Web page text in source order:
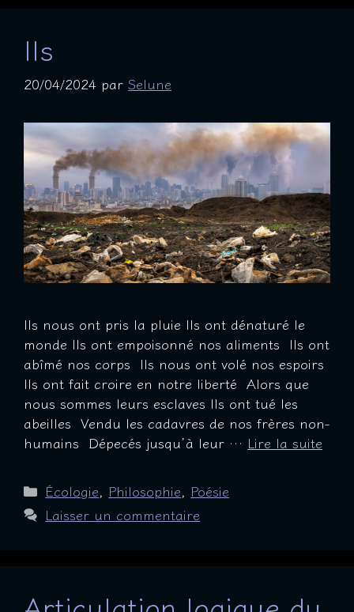
Ils
20/04/2024 par Selune
Ils nous ont pris la pluie Ils ont dénaturé le
monde Ils ont empoisonné nos aliments Ils ont
abîmé nos corps Ils nous ont volé nos espoirs
Ils ont fait croire en notre liberté Alors que
nous sommes leurs esclaves Ils ont tué les
abeilles Vendu les cadavres de nos frères non-
humains Dépecés jusqu’à leur … Lire la suite
Catégories
Écologie, Philosophie, Poésie
Laisser un commentaire